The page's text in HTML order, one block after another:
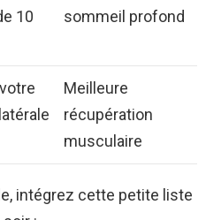
10
sommeil profond
Meilleure
récupération
musculaire
intégrez cette petite liste